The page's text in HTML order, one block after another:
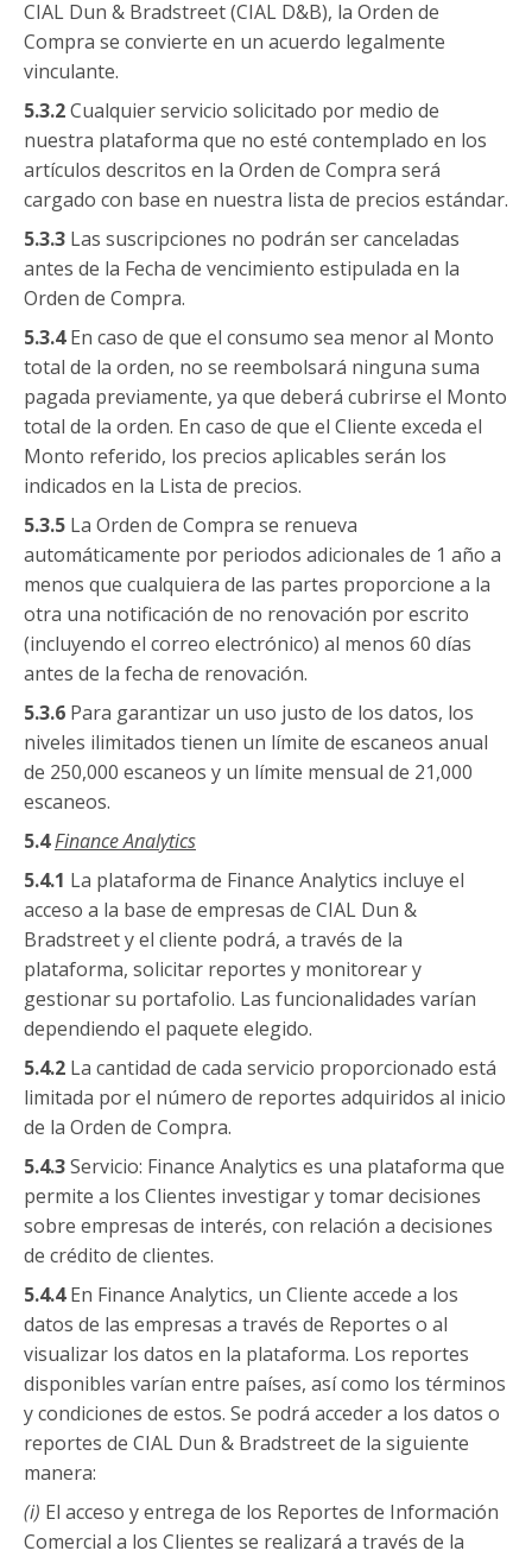
CIAL Dun & Bradstreet (CIAL D&B), la Orden de
Compra se convierte en un acuerdo legalmente
vinculante.
5.3.2Cualquier servicio solicitado por medio de
nuestra plataforma que no esté contemplado en los
artículos descritos en la Orden de Compra será
cargado con base en nuestra lista de precios estándar.
5.3.3 Las suscripciones no podrán ser canceladas
antes de la Fecha de vencimiento estipulada en la
Orden de Compra.
5.3.4En caso de que el consumo sea menor al Monto
total de la orden, no se reembolsará ninguna suma
pagada previamente, ya que deberá cubrirse el Monto
total de la orden. En caso de que el Cliente exceda el
Monto referido, los precios aplicables serán los
indicados en la Lista de precios.
5.3.5 La Orden de Compra se renueva
automáticamente por periodos adicionales de 1 año a
menos que cualquiera de las partes proporcione a la
otra una notificación de no renovación por escrito
(incluyendo el correo electrónico) al menos 60 días
antes de la fecha de renovación.
5.3.6 Para garantizar un uso justo de los datos, los
niveles ilimitados tienen un límite de escaneos anual
de 250,000 escaneos y un límite mensual de 21,000
escaneos.
5.4FinanceAnalytics
5.4.1 La plataforma de Finance Analytics incluye el
acceso a la base de empresas de CIAL Dun &
Bradstreet y el cliente podrá, a través de la
plataforma, solicitar reportes y monitorear y
gestionar su portafolio. Las funcionalidades varían
dependiendo el paquete elegido.
5.4.2 La cantidad de cada servicio proporcionado está
limitada por el número de reportes adquiridos al inicio
de la Orden de Compra.
5.4.3Servicio: Finance Analytics es una plataforma que
permite a los Clientes investigar y tomar decisiones
sobre empresas de interés, con relación a decisiones
de crédito de clientes.
5.4.4En Finance Analytics, un Cliente accede a los
datos de las empresas a través de Reportes o al
visualizar los datos en la plataforma. Los reportes
disponibles varían entre países, así como los términos
y condiciones de estos. Se podrá acceder a los datos o
reportes de CIAL Dun & Bradstreet de la siguiente
manera:
(i) El acceso y entrega de los Reportes de Información
Comercial a los Clientes se realizará a través de la